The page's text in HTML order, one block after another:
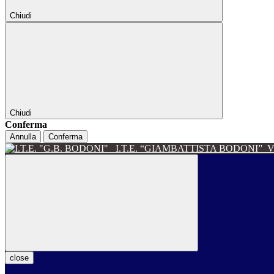
Chiudi
Chiudi
Conferma
Annulla Conferma
I.T.E. “GIAMBATTISTA BODONI”
close